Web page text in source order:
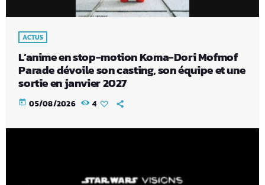
ACTUS
L’anime en stop-motion Koma-Dori Mofmof
Parade dévoile son casting, son équipe et une
sortie en janvier 2027
today 05/08/2026 4